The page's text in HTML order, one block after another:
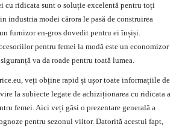
cu ridicata sunt o soluție excelentă pentru toți
industria modei cărora le pasă de construirea
furnizor en-gros dovedit pentru ei înșiși.
pentru femei la modă este un economizor
va da roade pentru toată lumea.
veți obține rapid și ușor toate informațiile de
la subiecte legate de achiziționarea cu ridicata a
femei. Aici veți găsi o prezentare generală a
pentru sezonul viitor. Datorită acestui fapt,